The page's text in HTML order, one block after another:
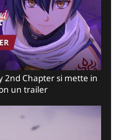
2nd Chapter si mette in
un trailer